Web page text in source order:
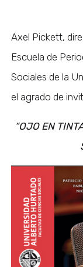
Axel Pickett,
Escuela de
Sociales de la
el agrado de
“OJO EN